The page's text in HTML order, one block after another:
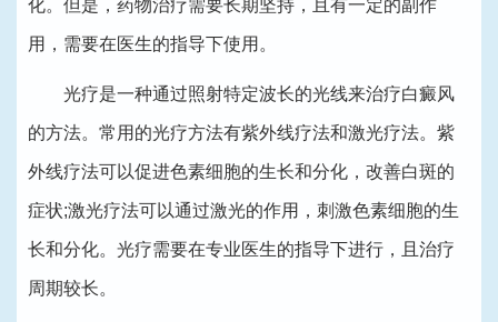
化。但是，药物治疗需要长期坚持，且有一定的副作
用，需要在医生的指导下使用。
光疗是一种通过照射特定波长的光线来治疗白癜风
的方法。常用的光疗方法有紫外线疗法和激光疗法。紫
外线疗法可以促进色素细胞的生长和分化，改善白斑的
症状;激光疗法可以通过激光的作用，刺激色素细胞的生
长和分化。光疗需要在专业医生的指导下进行，且治疗
周期较长。